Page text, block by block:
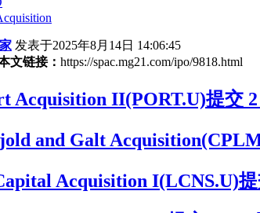
发表于2025年8月14日 14:06:45
文链接： https://spac.mg21.com/ipo/9818.html
Acquisition II(PORT.U)提交
and Galt
Acquisition I(LCNS.U)